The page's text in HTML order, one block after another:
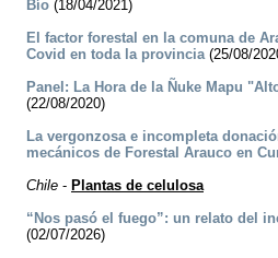
Bío (18/04/2021)
El factor forestal en la comuna de
Covid en toda la provincia(25/08/
Panel: La Hora de la Ñuke Mapu
(22/08/2020)
La vergonzosa e incompleta
mecánicos de Forestal Arauco en
Chile - Plantas de celulosa
“Nos pasó el fuego”: un relato del
(02/07/2026)